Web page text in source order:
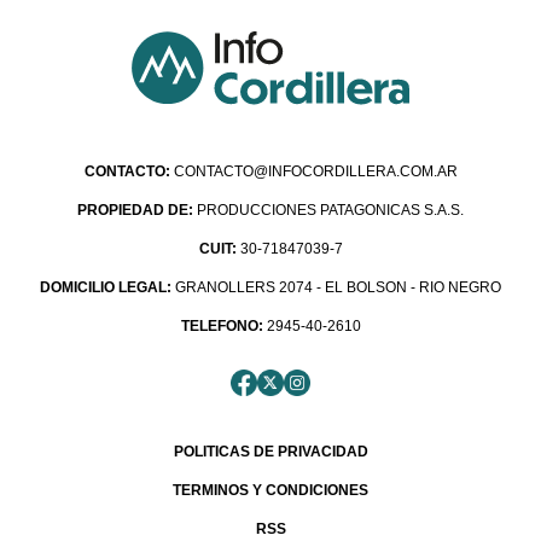
CONTACTO: CONTACTO@INFOCORDILLERA.COM.AR
PROPIEDAD DE: PRODUCCIONES PATAGONICAS S.A.S.
CUIT: 30-71847039-7
DOMICILIO LEGAL: GRANOLLERS 2074 - EL BOLSON - RIO NEGRO
TELEFONO: 2945-40-2610
POLITICAS DE PRIVACIDAD
TERMINOS Y CONDICIONES
RSS